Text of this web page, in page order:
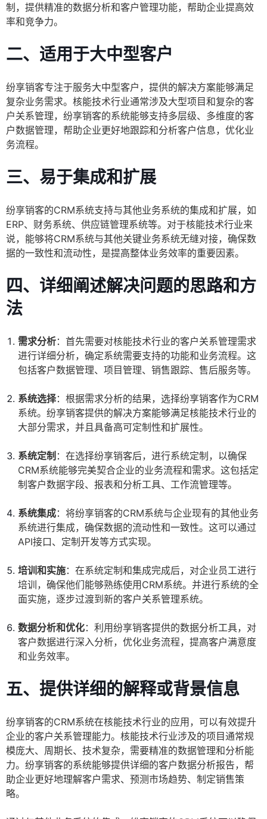
制，提供精准的数据分析和客户管理功能，帮助企业提高效
率和竞争力。
二、适用于大中型客户
纷享销客专注于服务大中型客户，提供的解决方案能够满足
复杂业务需求。核能技术行业通常涉及大型项目和复杂的客
户关系管理，纷享销客的系统能够支持多层级、多维度的客
户数据管理，帮助企业更好地跟踪和分析客户信息，优化业
务流程。
三、易于集成和扩展
纷享销客的CRM系统支持与其他业务系统的集成和扩展，如
ERP、财务系统、供应链管理系统等。对于核能技术行业来
说，能够将CRM系统与其他关键业务系统无缝对接，确保数
据的一致性和流动性，是提高整体业务效率的重要因素。
四、详细阐述解决问题的思路和方
法
需求分析：首先需要对核能技术行业的客户关系管理需求
进行详细分析，确定系统需要支持的功能和业务流程。这
包括客户数据管理、项目管理、销售跟踪、售后服务等。
系统选择：根据需求分析的结果，选择纷享销客作为CRM
系统。纷享销客提供的解决方案能够满足核能技术行业的
大部分需求，并且具备高可定制性和扩展性。
系统定制 ：在选择纷享销客后，进行系统定制，以确保
CRM系统能够完美契合企业的业务流程和需求。这包括定
制客户数据字段、报表和分析工具、工作流管理等。
系统集成：将纷享销客的CRM系统与企业现有的其他业务
系统进行集成，确保数据的流动性和一致性。这可以通过
API接口、定制开发等方式实现。
培训和实施：在系统定制和集成完成后，对企业员工进行
培训，确保他们能够熟练使用CRM系统。并进行系统的全
面实施，逐步过渡到新的客户关系管理系统。
数据分析和优化：利用纷享销客提供的数据分析工具，对
客户数据进行深入分析，优化业务流程，提高客户满意度
和业务效率。
五、提供详细的解释或背景信息
纷享销客的CRM系统在核能技术行业的应用，可以有效提升
企业的客户关系管理能力。核能技术行业涉及的项目通常规
模庞大、周期长、技术复杂，需要精准的数据管理和分析能
力。纷享销客的系统能够提供详细的客户数据分析报告，帮
助企业更好地理解客户需求、预测市场趋势、制定销售策
略。